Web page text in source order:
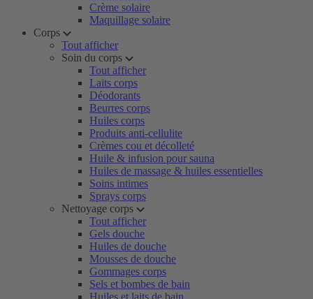
Crème solaire
Maquillage solaire
Corps
Tout afficher
Soin du corps
Tout afficher
Laits corps
Déodorants
Beurres corps
Huiles corps
Produits anti-cellulite
Crèmes cou et décolleté
Huile & infusion pour sauna
Huiles de massage & huiles essentielles
Soins intimes
Sprays corps
Nettoyage corps
Tout afficher
Gels douche
Huiles de douche
Mousses de douche
Gommages corps
Sels et bombes de bain
Huiles et laits de bain